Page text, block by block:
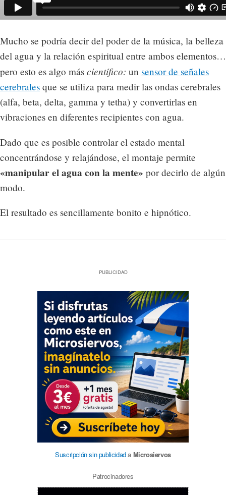
Mucho se podría decir del poder de la música, la belleza
del agua y la relación espiritual entre ambos elementos…
pero esto es algo más científico: un sensor de señales
cerebrales que se utiliza para medir las ondas cerebrales
(alfa, beta, delta, gamma y tetha) y convertirlas en
vibraciones en diferentes recipientes con agua.
Dado que es posible controlar el estado mental
concentrándose y relajándose, el montaje permite
«manipular el agua con la mente» por decirlo de algún
modo.
El resultado es sencillamente bonito e hipnótico.
PUBLICIDAD
Suscripción sin publicidada Microsiervos
Patrocinadores